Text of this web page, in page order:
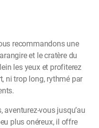
recommandons une
et le cratère du
les yeux et profiterez
ni trop long, rythmé par
vous jusqu’au
plus onéreux, il offre